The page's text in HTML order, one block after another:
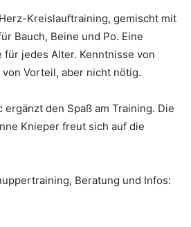
Kreislauftraining, gemischt mit
Bauch, Beine und Po. Eine
jedes Alter. Kenntnisse von
Vorteil, aber nicht nötig.
den Spaß am Training. Die
Knieper freut sich auf die
Beratung und Infos: